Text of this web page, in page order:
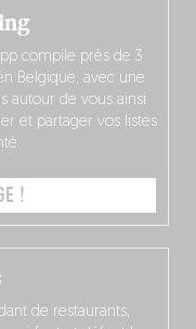
de restaurants,
compile près de 3
Belgique, avec une
autour de vous ainsi
et partager vos listes
!